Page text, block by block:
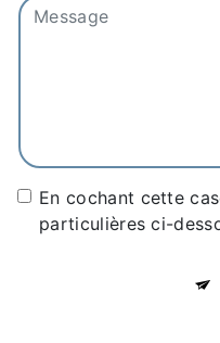
En cochant cette
particulières ci-